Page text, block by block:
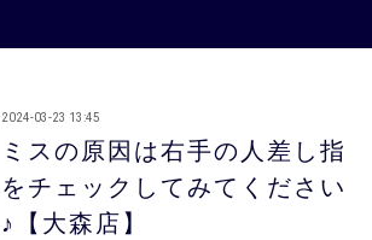
ミスの原因は右手の人差し指
をチェックしてみてください
♪【大森店】
2024-03-23 13:45